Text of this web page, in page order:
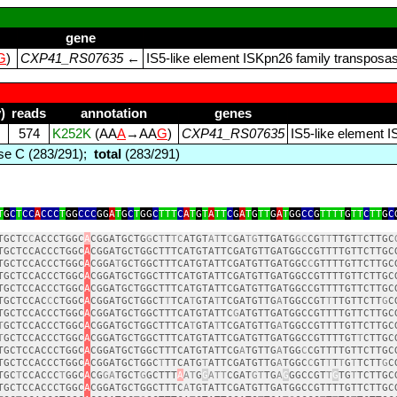
gene
) CXP41_RS07635← IS5‑like element ISKpn26 family
reads annotation genes
574 K252K (AAA→AAG) CXP41_RS07635
IS5‑like element
C (283/291); total (283/291)
GCTCCACCCTGGCCCGGATGCTGGCTTTCATGTATTCGATGTTGATGGCCGTTTTGTTCTTGC
CACCCTGGCACGGATGCTGGCTTTCATGTATTCGATGTTGATGGCCGTTTTGTTCTTGC
A
ACGGATGCTGGCTTTCATGTATTCGATGTTGATGGCC
A
A
CCTGGCACGGATGCTGGCTTTCATGTATTCGATGTTGATGGCCGTTTTGTTCTTG
ACGGATGCTGGCTTTCATGTATTCG
GCTCCACCCTGGCACGGATGCTGGCTTTCATGTATTCGATGTTGA
GCTCCACCCTGGCACGGATGCTGGCTTTCATGTATTCGATGTTGATGGCCGTTTTGTT
ACGGATGCTGGCTTTCATGTATTCGATGTTGATGGC
ACGGATGCTGGCTTTCATGTATTCGATGTTGATGGCCGTTTTGTTCTTG
TCCACCCTGGCACGGATGCTGGCTTTAATGGATTCGATGTTGAGGGCCGTTGTGT
ACGGATGCTGGCTTTCA